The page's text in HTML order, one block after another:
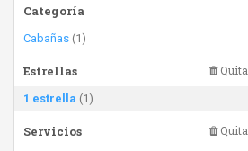
Categoría
Cabañas (1)
Estrellas
1 estrella (1)
Servicios